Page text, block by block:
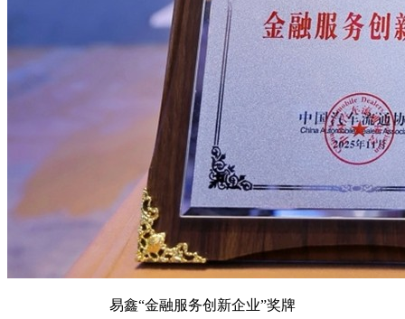
易鑫“金融服务创新企业”奖牌